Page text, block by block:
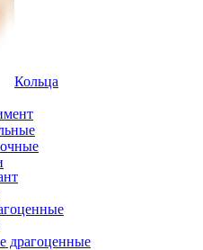
Кольца
драгоценные